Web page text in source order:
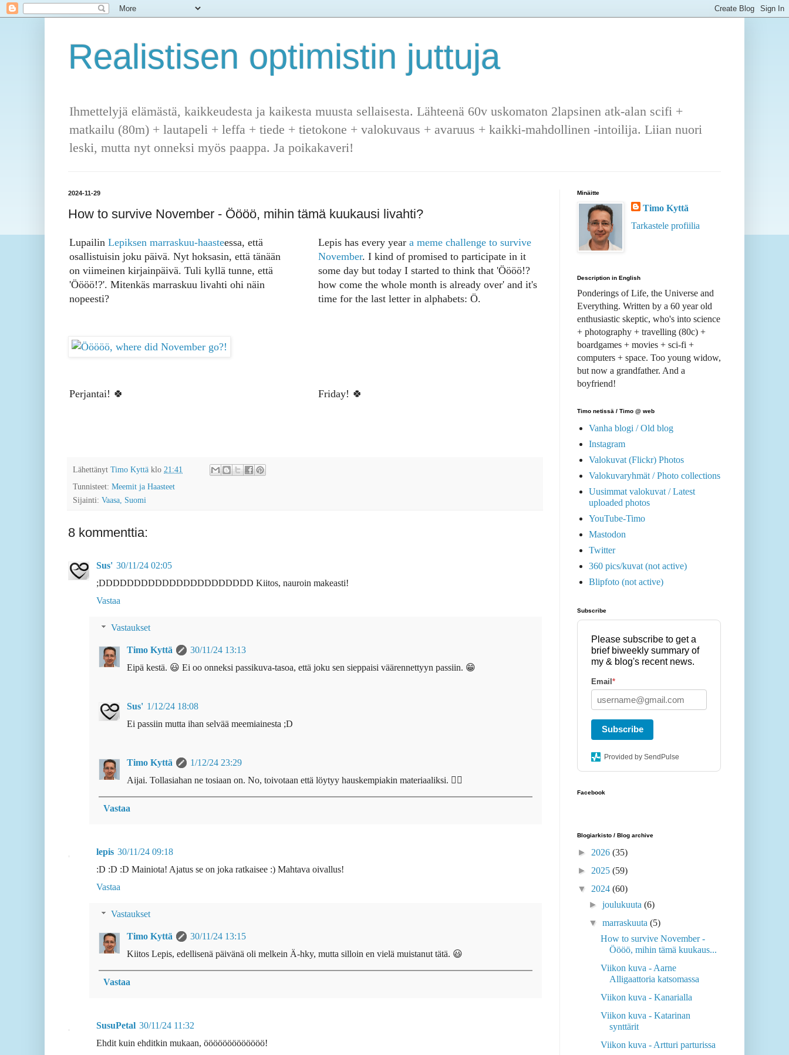
Realistisen optimistin juttuja
Ihmettelyjä elämästä, kaikkeudesta ja kaikesta muusta sellaisesta. Lähteenä 60v uskomaton 2lapsinen atk-alan scifi +
matkailu (80m) + lautapeli + leffa + tiede + tietokone + valokuvaus + avaruus + kaikki-mahdollinen -intoilija. Liian nuori
leski, mutta nyt onneksi myös paappa. Ja poikakaveri!
2024-11-29
How to survive November - Öööö, mihin tämä kuukausi livahti?
Lupailin Lepiksen marraskuu-haasteessa, että
osallistuisin joku päivä. Nyt hoksasin, että tänään
on viimeinen kirjainpäivä. Tuli kyllä tunne, että
'Öööö!?'. Mitenkäs marraskuu livahti ohi näin
nopeesti?
Lepis has every year a meme challenge to survive
November. I kind of promised to participate in it
some day but today I started to think that 'Öööö!?
how come the whole month is already over' and it's
time for the last letter in alphabets: Ö.
Perjantai! 🍀 Friday! 🍀
Lähettänyt Timo Kyttä klo 21:41
Tunnisteet: Meemit ja Haasteet
Sijainti: Vaasa, Suomi
8 kommenttia:
Sus' 30/11/24 02:05
;DDDDDDDDDDDDDDDDDDDDDD Kiitos, nauroin makeasti!
Vastaa
Vastaukset
Timo Kyttä
30/11/24 13:13
Eipä kestä. 😃 Ei oo onneksi passikuva-tasoa, että joku sen sieppaisi väärennettyyn passiin. 😁
Sus' 1/12/24 18:08
Ei passiin mutta ihan selvää meemiainesta ;D
Timo Kyttä
1/12/24 23:29
Aijai. Tollasiahan ne tosiaan on. No, toivotaan että löytyy hauskempiakin materiaaliksi. 👍🏻
Vastaa
lepis 30/11/24 09:18
:D :D :D Mainiota! Ajatus se on joka ratkaisee :) Mahtava oivallus!
Vastaa
Vastaukset
Timo Kyttä
30/11/24 13:15
Kiitos Lepis, edellisenä päivänä oli melkein Ä-hky, mutta silloin en vielä muistanut tätä. 😃
Vastaa
SusuPetal 30/11/24 11:32
Ehdit kuin ehditkin mukaan, ööööööööööööö!
Minäitte
Timo Kyttä
Tarkastele profiilia
Description in English
Ponderings of Life, the Universe and
Everything. Written by a 60 year old
enthusiastic skeptic, who's into science
+ photography + travelling (80c) +
boardgames + movies + sci-fi +
computers + space. Too young widow,
but now a grandfather. And a
boyfriend!
Timo netissä / Timo @ web
Vanha blogi / Old blog
Instagram
Valokuvat (Flickr) Photos
Valokuvaryhmät / Photo collections
Uusimmat valokuvat / Latest
uploaded photos
YouTube-Timo
Mastodon
Twitter
360 pics/kuvat (not active)
Blipfoto (not active)
Subscribe
Please subscribe to get a
brief biweekly summary of
my & blog's recent news.
Email *
Subscribe
Provided by SendPulse
Facebook
Blogiarkisto / Blog archive
► 2026 (35)
► 2025 (59)
▼ 2024 (60)
►joulukuuta(6)
▼marraskuuta(5)
How to survive November -
Öööö, mihin tämä kuukaus...
Viikon kuva - Aarne
Alligaattoria katsomassa
Viikon kuva - Kanarialla
Viikon kuva - Katarinan
synttärit
Viikon kuva - Artturi parturissa